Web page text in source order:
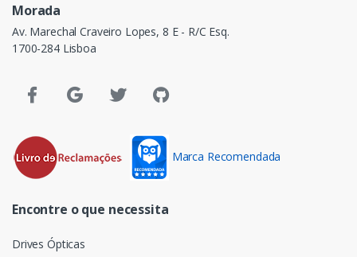
Morada
Av. Marechal Craveiro Lopes, 8 E - R/C Esq.
1700-284 Lisboa
Marca Recomendada
Encontre o que necessita
Drives Ópticas